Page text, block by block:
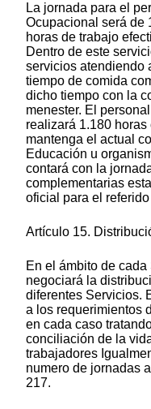
La jornada para el
Ocupacional será de
horas de trabajo
Dentro de este
servicios atendiendo
tiempo de comida
dicho tiempo con la
menester. El
realizará 1.180
mantenga el actual
Educación u
contará con la
complementarias
oficial para el
Artículo 15.
En el ámbito de
negociará la
diferentes Servicios.
a los requerimientos
en cada caso
conciliación de la
trabajadores
numero de jornadas
217.